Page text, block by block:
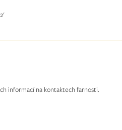
informací na kontaktech farnosti.